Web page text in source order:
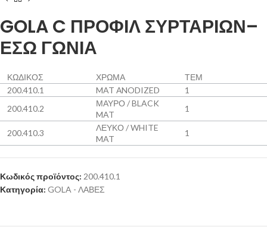
GOLA C ΠΡΟΦΙΛ ΣΥΡΤΑΡΙΩΝ–
ΕΣΩ ΓΩΝΙΑ
ΚΩΔΙΚΟΣ ΧΡΩΜΑ
ΤΕΜ
200.410.1
MAT ΑNODIZED
1
200.410.2
ΜΑΥΡΟ / BLACK
MAT
1
200.410.3
ΛΕΥΚΟ / WHITE
MAT
1
Κωδικός προϊόντος: 200.410.1
Κατηγορία: GOLA - ΛΑΒΕΣ